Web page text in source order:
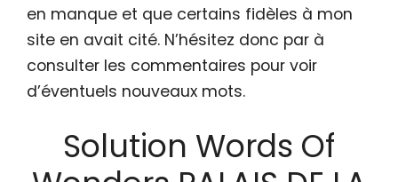
en manque et que certains fidèles à mon
site en avait cité. N’hésitez donc par à
consulter les commentaires pour voir
d’éventuels nouveaux mots.
Solution Words Of